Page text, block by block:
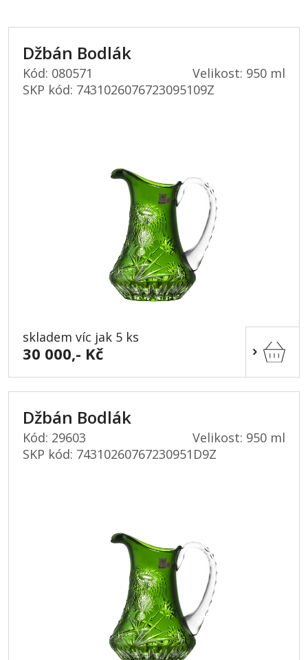
Džbán Bodlák
Kód: 080571
Velikost: 950 ml
SKP kód: 7431026076723095109Z
skladem víc jak 5 ks
30 000,- Kč
Džbán Bodlák
Kód: 29603
Velikost: 950 ml
SKP kód: 74310260767230951D9Z